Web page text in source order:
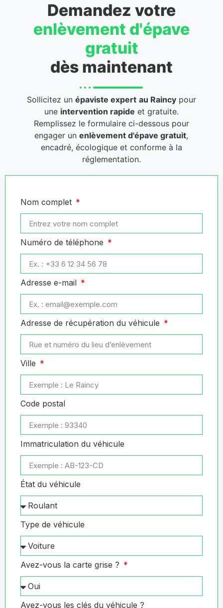
Demandez votre
enlèvement d'épave
gratuit
dès maintenant
Sollicitez un épaviste expert au Raincypour
une intervention rapide et gratuite.
Remplissez le formulaire ci-dessous pour
engager unenlèvement d'épave gratuit,
encadré, écologique et conforme à la
réglementation.
Nom complet
Numéro de téléphone
Adresse e-mail
Adresse de récupération du véhicule
Ville
Code postal
Immatriculation du véhicule
État du véhicule
Type de véhicule
Avez-vous la carte grise ?
Avez-vous les clés du véhicule ?